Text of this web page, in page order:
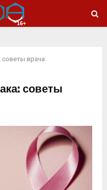
советы врача
советы